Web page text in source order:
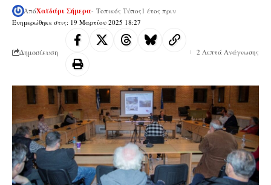
Ενημερώθηκε στις: 19 Μαρτίου 2025 18:27
ΑπόΧαϊδάρι Σήμερα- Τοπικός Τύπος 1 έτος πριν
Δημοσίευση 2 Λεπτά Ανάγνωσης